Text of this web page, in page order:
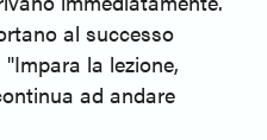
al successo
la lezione,
ad andare